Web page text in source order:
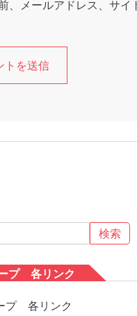
、メールアドレス、サイ
プ 各リンク
プ 各リンク